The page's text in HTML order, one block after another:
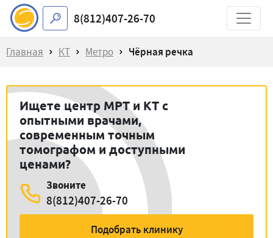
8(812)407-26-70
Главная КТ Метро Чёрная речка
Ищете центр МРТ и КТ с
опытными врачами,
современным точным
томографом и доступными
ценами?
Звоните
8(812)407-26-70
Подобрать клинику